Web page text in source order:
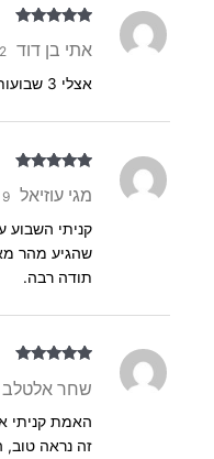
5
אתי בן דוד 2 באפריל 2020
אצלי 3 שבועות ממש נוח לעבודה ואחסון
5
מגי עוזיאל 9 במרץ 2020
קניתי השבוע
שהגיע מהר
תודה רבה.
5
שחר אלטלב
האמת קניתי
זה נראה טוב,